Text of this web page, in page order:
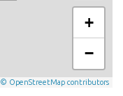
+
−
© OpenStreetMap contributors